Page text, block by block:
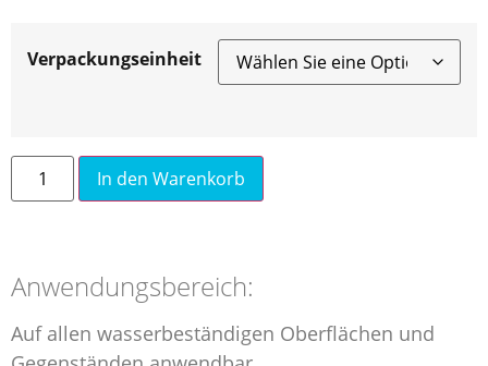
Verpackungseinheit
In den Warenkorb
Anwendungsbereich:
Auf allen wasserbeständigen Oberflächen und